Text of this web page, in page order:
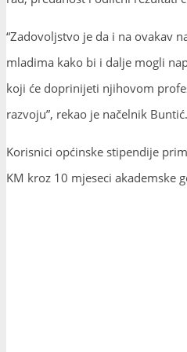
“Zadovoljstvo je da i na ovakav
mladima kako bi i dalje mogli
koji će doprinijeti njihovom
razvoju”, rekao je načelnik Buntić.
Korisnici općinske stipendije
KM kroz 10 mjeseci akademske